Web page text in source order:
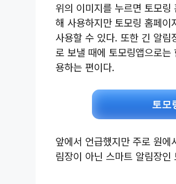
위의 이미지를 누르면 토모
해 사용하지만 토모링 홈페
사용할 수 있다. 또한 긴 알림
로 보낼 때에 토모링앱으로
용하는 편이다.
토모
앞에서 언급했지만 주로 원
림장이 아닌 스마트 알림장